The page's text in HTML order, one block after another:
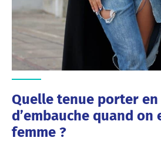
Quelle tenue porter
d’embauche quand on
femme ?